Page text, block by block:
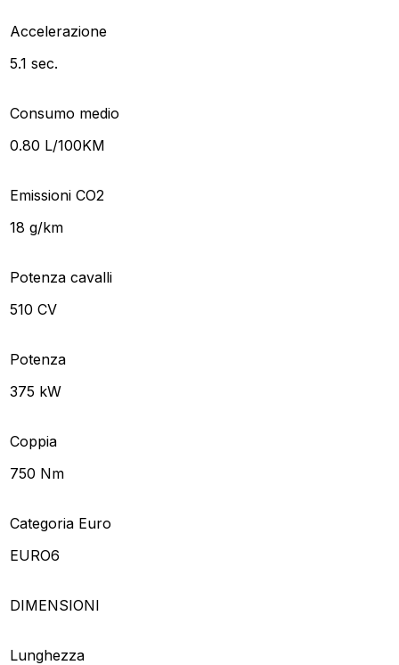
Accelerazione
5.1 sec.
Consumo medio
0.80 L/100KM
Emissioni CO2
18 g/km
Potenza cavalli
510 CV
Potenza
375 kW
Coppia
750 Nm
Categoria Euro
EURO6
DIMENSIONI
Lunghezza